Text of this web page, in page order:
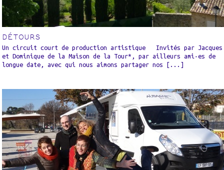
DÉTOURS
Un circuit court de production artistique Invités par Jacques
et Dominique de la Maison de la Tour*, par ailleurs ami-es de
longue date, avec qui nous aimons partager nos [...]